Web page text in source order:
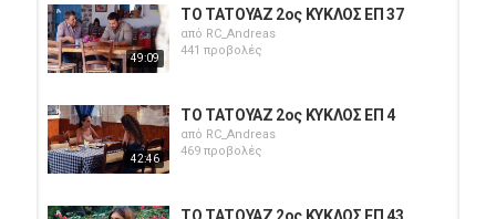
49:09
ΤΟ ΤΑΤΟΥΑΖ 2ος ΚΥΚΛΟΣ ΕΠ 37
από RC_Andreas
441 προβολές
42:46
ΤΟ ΤΑΤΟΥΑΖ 2ος ΚΥΚΛΟΣ ΕΠ 4
από RC_Andreas
469 προβολές
ΤΟ ΤΑΤΟΥΑΖ 2ος ΚΥΚΛΟΣ ΕΠ 43